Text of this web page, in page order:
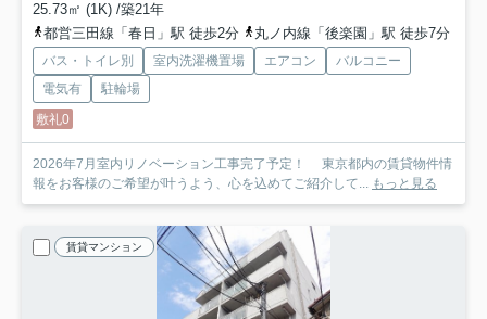
25.73㎡ (1K) /築21年
都営三田線「春日」駅 徒歩2分
丸ノ内線「後楽園」駅 徒歩7分
バス・トイレ別 室内洗濯機置場 エアコン
バルコニー
電気有
駐輪場
敷礼0
2026年7月室内リノベーション工事完了予定！ 東京都内の賃貸物件情
報をお客様のご希望が叶うよう、心を込めてご紹介して... もっと見る
賃貸マンション